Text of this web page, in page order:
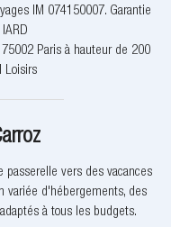
IM 074150007. Garantie
Paris à hauteur de 200
Loisirs
passerelle vers des vacances
variée d'hébergements, des
à tous les budgets.